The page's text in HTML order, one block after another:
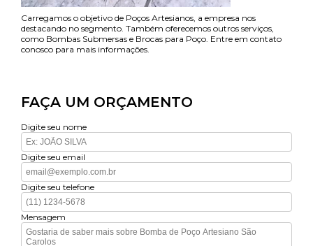
Carregamos o objetivo de Poços Artesianos, a empresa nos
destacando no segmento. Também oferecemos outros serviços,
como Bombas Submersas e Brocas para Poço. Entre em contato
conosco para mais informações.
FAÇA UM ORÇAMENTO
Digite seu nome
Digite seu email
Digite seu telefone
Mensagem